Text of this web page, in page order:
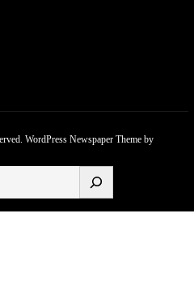
WordPress Newspaper Themeby